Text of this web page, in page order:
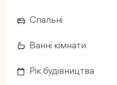
Спальні
Ванні кімнати
Рік будівництва